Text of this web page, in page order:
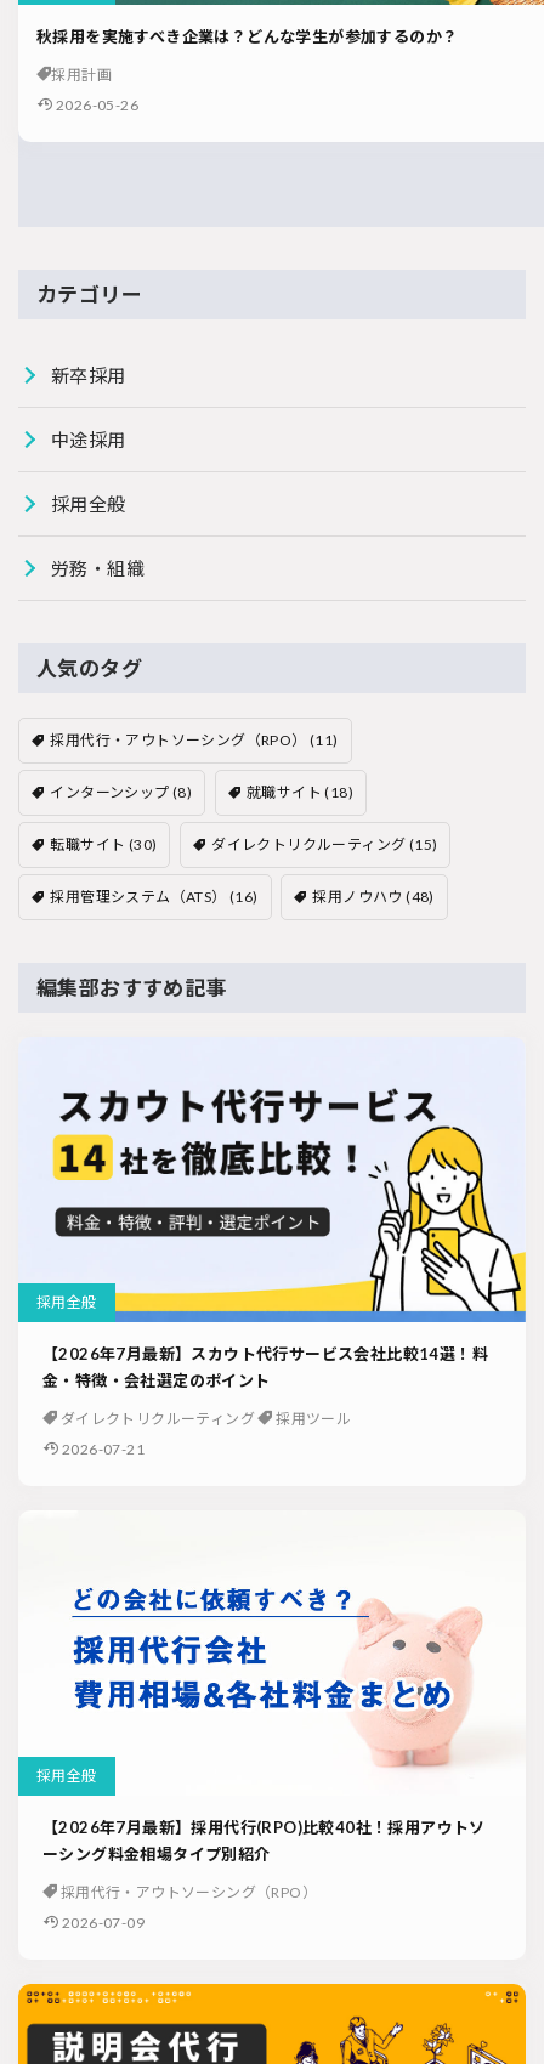
秋採用を実施すべき企業は？どんな学生が参加するのか？
採用計画
2026-05-26
カテゴリー
新卒採用
中途採用
採用全般
労務・組織
人気のタグ
採用代行・アウトソーシング（RPO） (11)
インターンシップ (8) 就職サイト (18)
転職サイト (30) ダイレクトリクルーティング (15)
採用管理システム（ATS） (16) 採用ノウハウ (48)
編集部おすすめ記事
採用全般
【2026年7月最新】スカウト代行サービス会社比較14選！料
金・特徴・会社選定のポイント
ダイレクトリクルーティング
採用ツール
2026-07-21
採用全般
【2026年7月最新】採用代行(RPO)比較40社！採用アウトソ
ーシング料金相場タイプ別紹介
採用代行・アウトソーシング（RPO）
2026-07-09